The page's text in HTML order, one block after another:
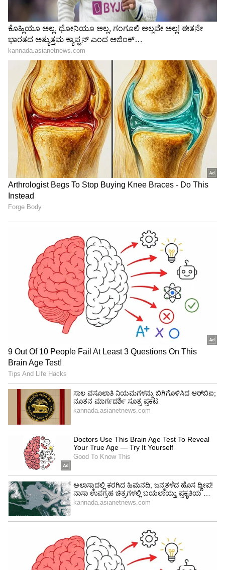
ಶೌಚಾಲಯಗಳಲ್ಲಿರುವ ನಾಲ್ಕು ಕಮೋಡ್‌ಗಳ ಮಧ್ಯೆ
ಅಂತರವೂ ಇಲ್ಲ, ಮಧ್ಯೆ ತಡೆಗೋಡೆ ಸಹ ಇಲ್ಲ. ಈ
ಕಮೋಡ್‌ಗಳು ಕೇವಲ ಇಂಚುಗಳ ಅಂತರದಲ್ಲಿ ಸಾಲಾಗಿ
ಸಿಂಕ್ ಗಳು ಸಹ ಇವೆ.
ಆಸಕ್ತಿದಾಯಕ ವಿಷಯ ಏನೆಂದರೆ ಈ ಮನೆಯಲ್ಲಿರುವ ಇತರ
ಸ್ನಾನಗೃಹಗಳು ಸಾಮಾನ್ಯವಾಗಿರುತ್ತವೆ. ಈ ಕುರಿತು ಮಾಹಿತಿ
ನೀಡಿದ ಮಹ್ಲರ್ ಸೋಥೆಬಿ 'ಈ ಸ್ಟೇಟ್ಲಿ ಮಿಲ್ವಾಕೀ ಹೋಮ್
ಹಾಥಾರ್ನ್ ಆವೆಯಲ್ಲಿ ಮೊದಲು ನಿರ್ಮಾಣಗೊಂಡ
ಮನೆಯಾಗಿದೆ. 1851ರಲ್ಲಿ ಫೌಲ್ ಕುಟುಂಬ ಈ ಮನೆಯನ್ನು
ನಿರ್ಮಿಸಿದ್ದಾರೆ. ಮನೆ ಇತಿಹಾಸವಿದ್ದು ಅತ್ಯಂತ ಸುಂದರವಾಗಿ
ನಿರ್ಮಾಣ ಮಾಡಲಾಗಿದೆ. ಆಧುನಿಕ ಸ್ಪರ್ಶಗಳನ್ನು (modern
touch)ಸೇರಿಸಿ ಅದನ್ನು ನಿರ್ವಹಿಸಲಾಗಿದೆ. '
5